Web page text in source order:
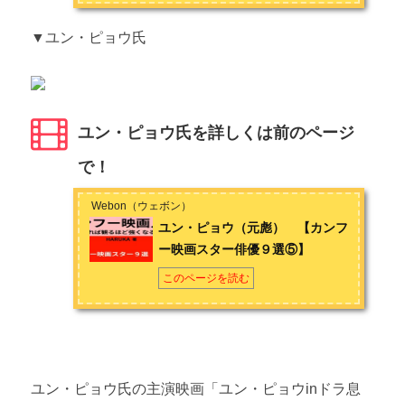
▼ユン・ピョウ氏
ユン・ピョウ氏を詳しくは前のページ
で！
Webon（ウェボン）
ユン・ピョウ（元彪） 【カンフ
ー映画スター俳優９選⑤】
このページを読む
ユン・ピョウ氏の主演映画「ユン・ピョウin ドラ息